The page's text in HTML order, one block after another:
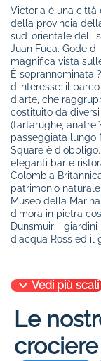
Victoria è una città
della provincia
sud-orientale
Juan Fuca. Gode
magnifica vista
È soprannominata
d'interesse: il
d'arte, che
costituito da
(tartarughe,
passeggiata lungo
Square è
eleganti bar e
Colombia
patrimonio
Museo della
dimora in pietra
Dunsmuir; i
d'acqua Ross ed il
Vedi più scali
Le
crociere